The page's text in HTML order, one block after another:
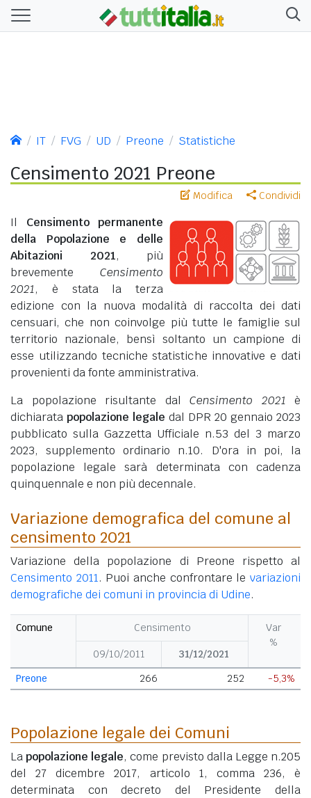
IT FVG UD Preone Statistiche
Censimento 2021 Preone
Modifica Condividi
Il Censimento permanente
della Popolazione e delle
Abitazioni 2021, più
brevemente Censimento
2021, è stata la terza
edizione con la nuova modalità di raccolta dei dati
censuari, che non coinvolge più tutte le famiglie sul
territorio nazionale, bensì soltanto un campione di
esse utilizzando tecniche statistiche innovative e dati
provenienti da fonte amministrativa.
La popolazione risultante dal Censimento 2021 è
dichiarata popolazione legale dal DPR 20 gennaio 2023
pubblicato sulla Gazzetta Ufficiale n.53 del 3 marzo
2023, supplemento ordinario n.10. D'ora in poi, la
popolazione legale sarà determinata con cadenza
quinquennale e non più decennale.
Variazione demografica del comune al
censimento 2021
Variazione della popolazione di Preone rispetto al
Censimento 2011. Puoi anche confrontare levariazioni
demografiche dei comuni in provincia di Udine.
Comune Censimento
Var
%
09/10/2011
31/12/2021
Preone
266 252 -5,3%
Popolazione legale dei Comuni
Lapopolazione legale, come previsto dalla Legge n.205
del 27 dicembre 2017, articolo 1, comma 236, è
determinata con decreto del Presidente della